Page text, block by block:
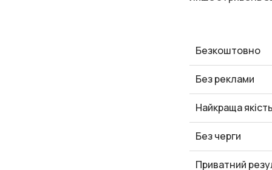
Безкоштовно
Без реклами
Найкраща якість
Без черги
Приватний